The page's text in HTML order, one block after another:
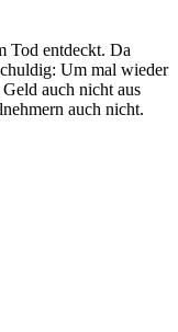
Tod entdeckt. Da
Um mal wieder
auch nicht aus
auch nicht.